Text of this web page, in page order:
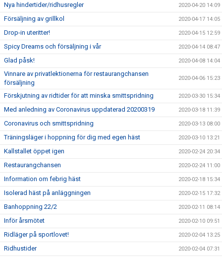
Nya hindertider/ridhusregler 2020-04-20 14:09
Försäljning av grillkol 2020-04-17 14:05
Drop-in uteritter! 2020-04-15 12:59
Spicy Dreams och försäljning i vår 2020-04-14 08:47
Glad påsk! 2020-04-08 14:04
Vinnare av privatlektionerna för restaurangchansen
försäljning
2020-04-06 15:23
Förskjutning av ridtider för att minska smittspridning 2020-03-30 15:34
Med anledning av Coronavirus uppdaterad 20200319 2020-03-18 11:39
Coronavirus och smittspridning 2020-03-13 08:00
Träningsläger i hoppning för dig med egen häst 2020-03-10 13:21
Kallstallet öppet igen 2020-02-24 20:34
Restaurangchansen 2020-02-24 11:00
Information om febrig häst 2020-02-18 15:34
Isolerad häst på anläggningen 2020-02-15 17:32
Banhoppning 22/2 2020-02-11 08:14
Inför årsmötet 2020-02-10 09:51
Ridläger på sportlovet! 2020-02-04 13:25
Ridhustider 2020-02-04 07:31